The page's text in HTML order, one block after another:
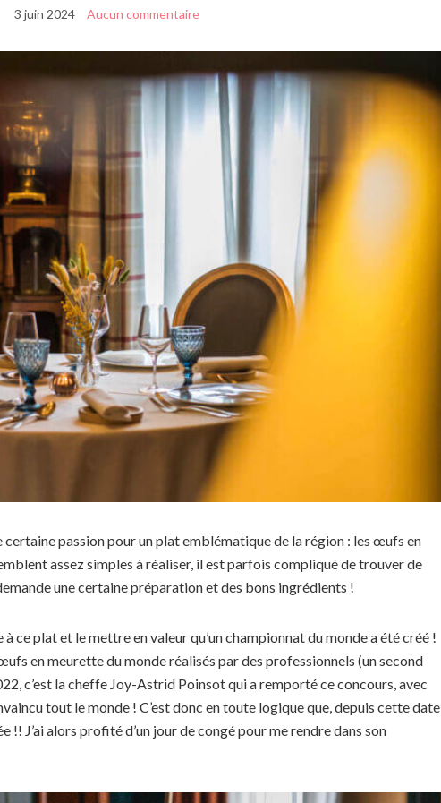
3 juin 2024 Aucun commentaire
certaine passion pour un plat emblématique de la région : les œufs en
assez simples à réaliser, il est parfois compliqué de trouver de
une certaine préparation et des bons ingrédients !
ce plat et le mettre en valeur qu’un championnat du monde a été créé !
en meurette du monde réalisés par des professionnels (un second
c’est la cheffe Joy-Astrid Poinsot qui a remporté ce concours, avec
tout le monde ! C’est donc en toute logique que, depuis cette date,
!! J’ai alors profité d’un jour de congé pour me rendre dans son